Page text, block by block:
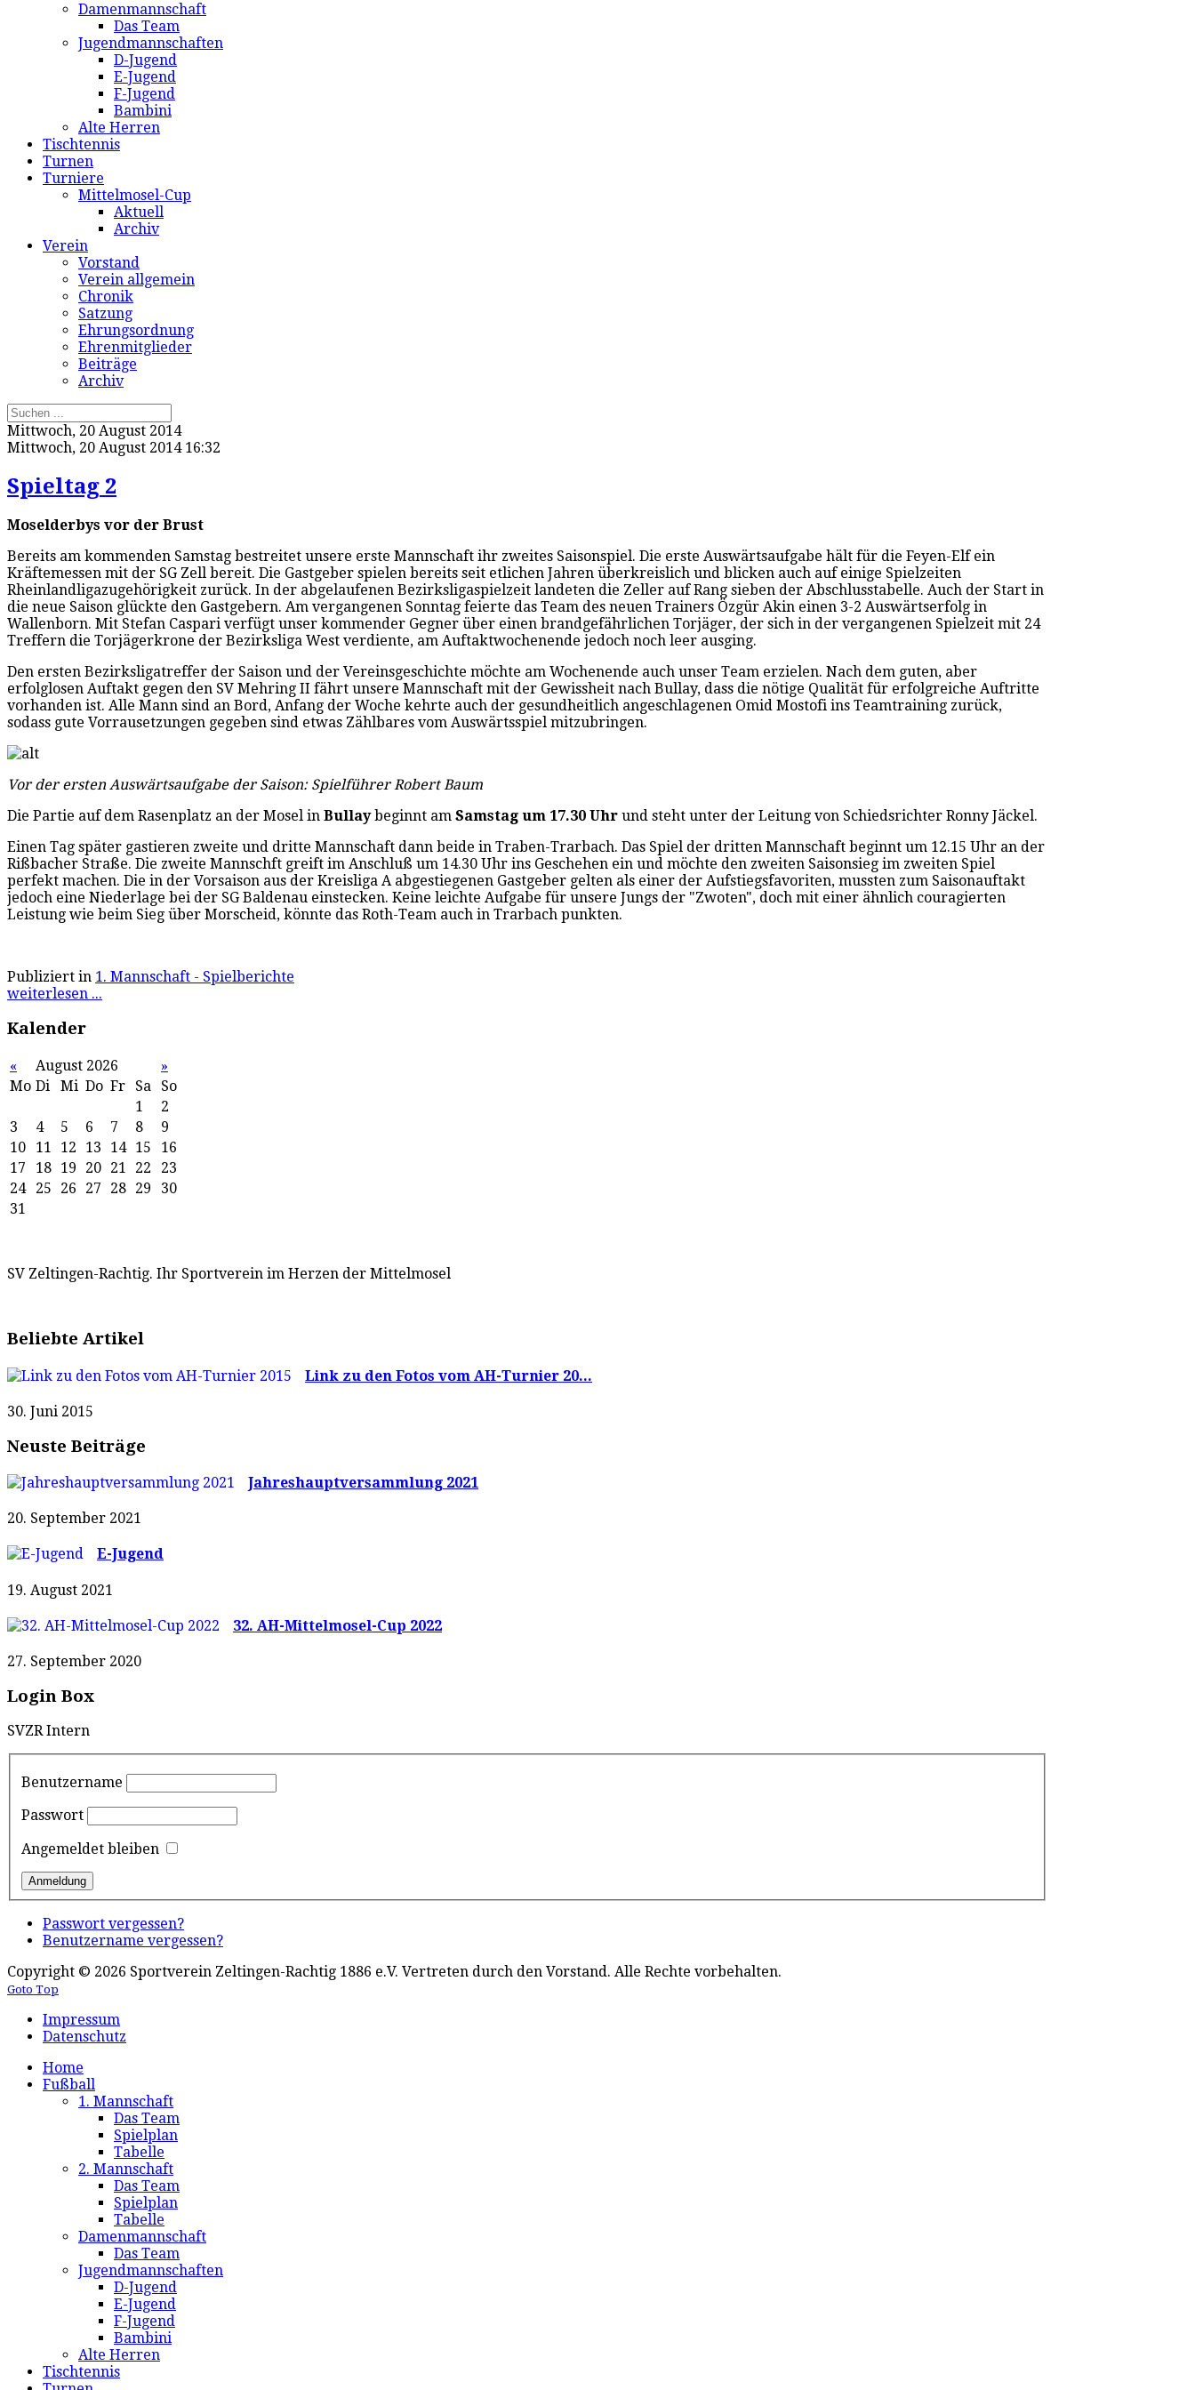
Damenmannschaft
Das Team
Jugendmannschaften
D-Jugend
E-Jugend
F-Jugend
Bambini
Alte Herren
Tischtennis
Turnen
Turniere
Mittelmosel-Cup
Aktuell
Archiv
Verein
Vorstand
Verein allgemein
Chronik
Satzung
Ehrungsordnung
Ehrenmitglieder
Beiträge
Archiv
Mittwoch, 20 August 2014
Mittwoch, 20 August 2014 16:32
Spieltag 2
Moselderbys vor der Brust
Bereits am kommenden Samstag bestreitet unsere erste Mannschaft ihr zweites Saisonspiel. Die erste Auswärtsaufgabe hält für die Feyen-Elf ein
Kräftemessen mit der SG Zell bereit. Die Gastgeber spielen bereits seit etlichen Jahren überkreislich und blicken auch auf einige Spielzeiten
Rheinlandligazugehörigkeit zurück. In der abgelaufenen Bezirksligaspielzeit landeten die Zeller auf Rang sieben der Abschlusstabelle. Auch der Start in
die neue Saison glückte den Gastgebern. Am vergangenen Sonntag feierte das Team des neuen Trainers Özgür Akin einen 3-2 Auswärtserfolg in
Wallenborn. Mit Stefan Caspari verfügt unser kommender Gegner über einen brandgefährlichen Torjäger, der sich in der vergangenen Spielzeit mit 24
Treffern die Torjägerkrone der Bezirksliga West verdiente, am Auftaktwochenende jedoch noch leer ausging.
Den ersten Bezirksligatreffer der Saison und der Vereinsgeschichte möchte am Wochenende auch unser Team erzielen. Nach dem guten, aber
erfolglosen Auftakt gegen den SV Mehring II fährt unsere Mannschaft mit der Gewissheit nach Bullay, dass die nötige Qualität für erfolgreiche Auftritte
vorhanden ist. Alle Mann sind an Bord, Anfang der Woche kehrte auch der gesundheitlich angeschlagenen Omid Mostofi ins Teamtraining zurück,
sodass gute Vorrausetzungen gegeben sind etwas Zählbares vom Auswärtsspiel mitzubringen.
Vor der ersten Auswärtsaufgabe der Saison: Spielführer Robert Baum
Die Partie auf dem Rasenplatz an der Mosel in Bullaybeginnt am Samstag um 17.30 Uhr und steht unter der Leitung von Schiedsrichter Ronny Jäckel.
Einen Tag später gastieren zweite und dritte Mannschaft dann beide in Traben-Trarbach. Das Spiel der dritten Mannschaft beginnt um 12.15 Uhr an der
Rißbacher Straße. Die zweite Mannschft greift im Anschluß um 14.30 Uhr ins Geschehen ein und möchte den zweiten Saisonsieg im zweiten Spiel
perfekt machen. Die in der Vorsaison aus der Kreisliga A abgestiegenen Gastgeber gelten als einer der Aufstiegsfavoriten, mussten zum Saisonauftakt
jedoch eine Niederlage bei der SG Baldenau einstecken. Keine leichte Aufgabe für unsere Jungs der "Zwoten", doch mit einer ähnlich couragierten
Leistung wie beim Sieg über Morscheid, könnte das Roth-Team auch in Trarbach punkten.
Publiziert in 1. Mannschaft - Spielberichte
weiterlesen ...
Kalender
« August 2026
»
Mo Di Mi Do Fr Sa
So
1
2
3
4 5 6 7 8
9
10
11 12 13 14 15
16
17
18 19 20 21 22
23
24
25 26 27 28 29
30
31
SV Zeltingen-Rachtig. Ihr Sportverein im Herzen der Mittelmosel
Beliebte Artikel
Link zu den Fotos vom AH-Turnier 20...
30. Juni 2015
Neuste Beiträge
Jahreshauptversammlung 2021
20. September 2021
E-Jugend
19. August 2021
32. AH-Mittelmosel-Cup 2022
27. September 2020
Login Box
SVZR Intern
Benutzername
Passwort
Angemeldet bleiben
Passwort vergessen?
Benutzername vergessen?
Copyright © 2026 Sportverein Zeltingen-Rachtig 1886 e.V. Vertreten durch den Vorstand. Alle Rechte vorbehalten.
Goto Top
Impressum
Datenschutz
Home
Fußball
1. Mannschaft
Das Team
Spielplan
Tabelle
2. Mannschaft
Das Team
Spielplan
Tabelle
Damenmannschaft
Das Team
Jugendmannschaften
D-Jugend
E-Jugend
F-Jugend
Bambini
Alte Herren
Tischtennis